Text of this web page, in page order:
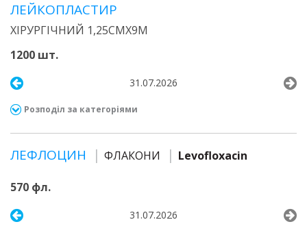
ЛЕЙКОПЛАСТИР
ХІРУРГІЧНИЙ 1,25СМХ9М
1200 шт.
31.07.2026
Розподіл за категоріями
ЛЕФЛОЦИН ФЛАКОНИ Levofloxacin
570 фл.
31.07.2026